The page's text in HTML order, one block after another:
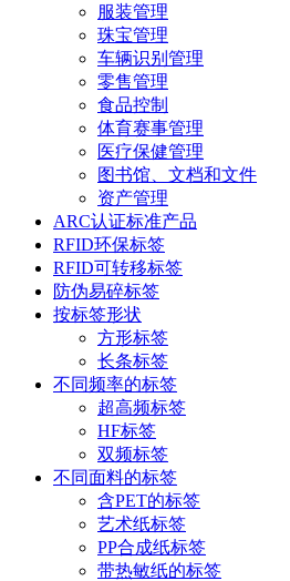
服装管理
珠宝管理
车辆识别管理
零售管理
食品控制
体育赛事管理
医疗保健管理
图书馆、文档和文件
资产管理
ARC认证标准产品
RFID环保标签
RFID可转移标签
防伪易碎标签
按标签形状
方形标签
长条标签
不同频率的标签
超高频标签
HF标签
双频标签
不同面料的标签
含PET的标签
艺术纸标签
PP合成纸标签
带热敏纸的标签